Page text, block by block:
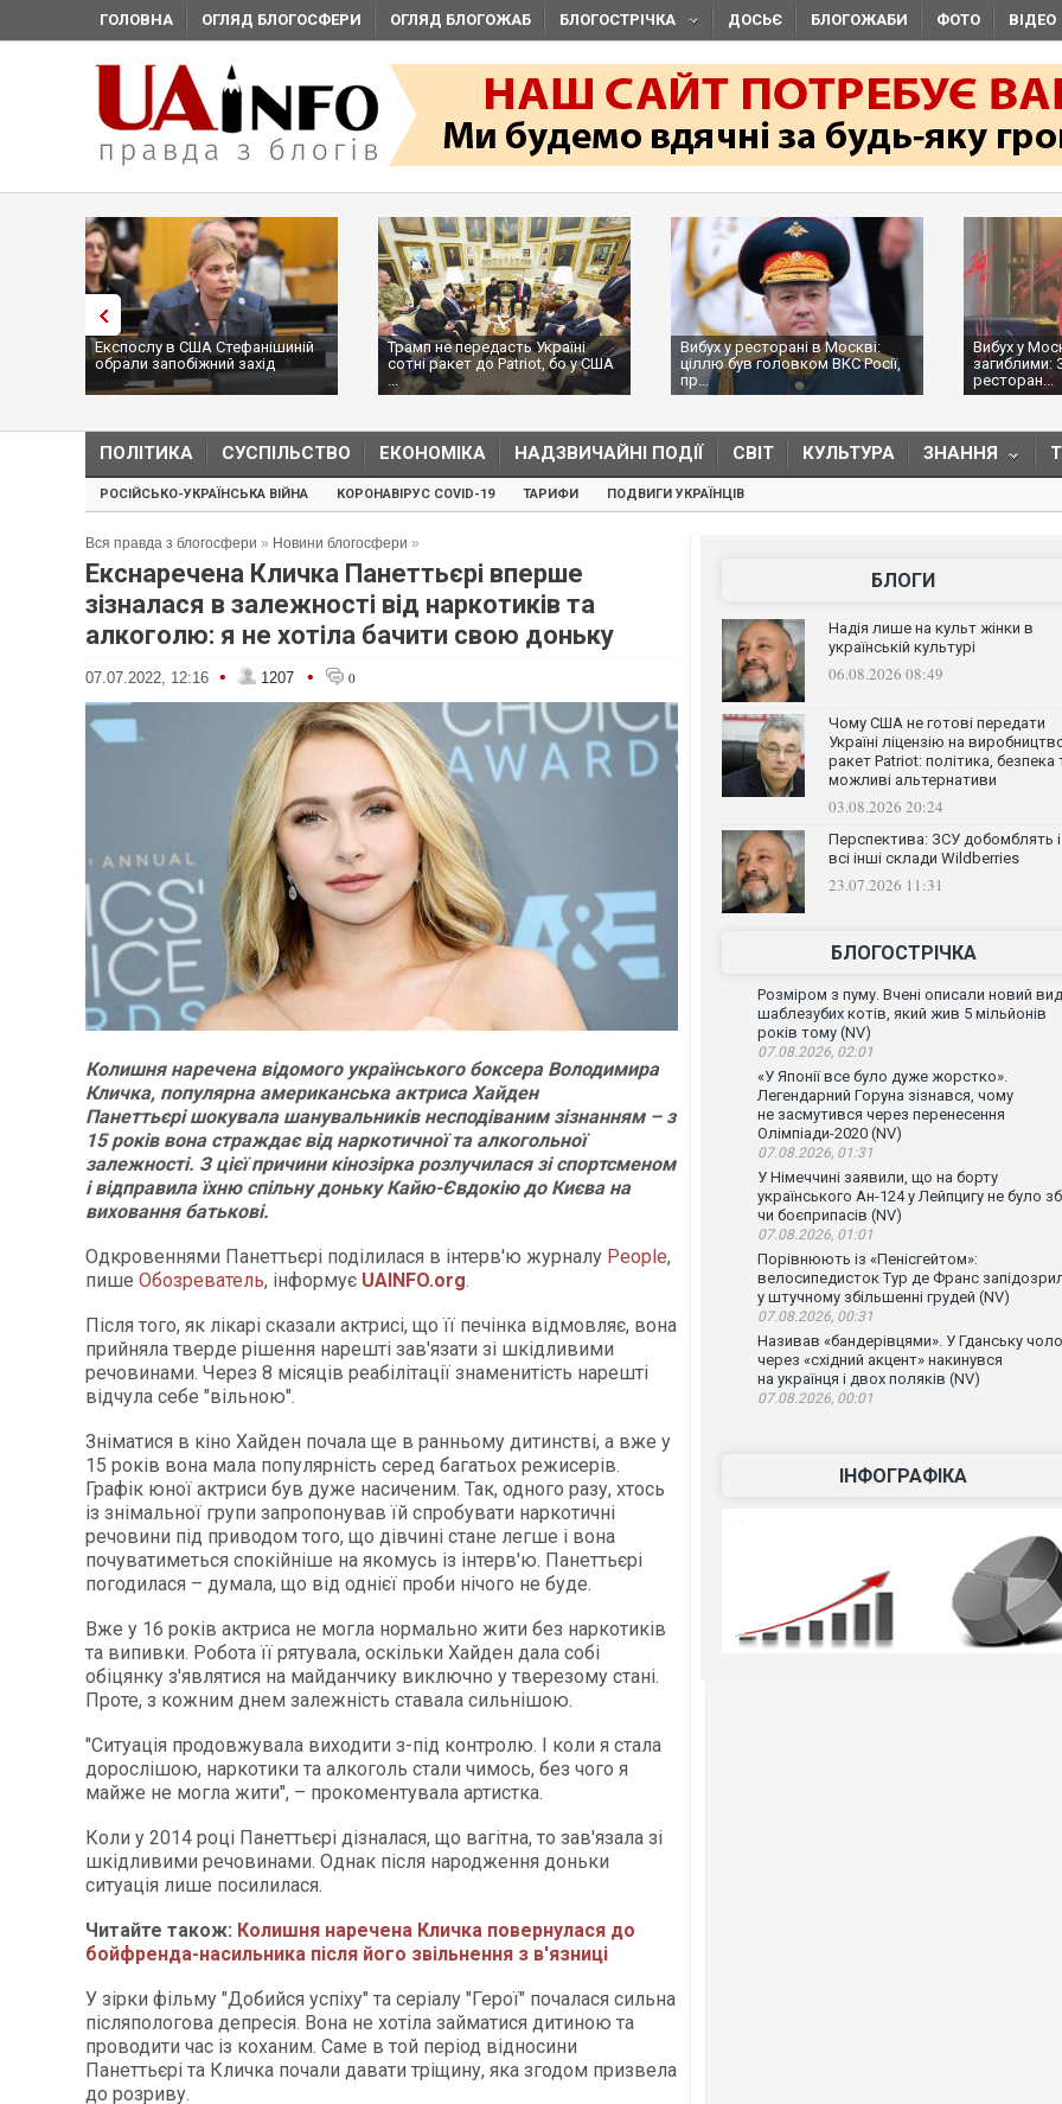
ГОЛОВНА ОГЛЯД БЛОГОСФЕРИ ОГЛЯД БЛОГОЖАБ БЛОГОСТРІЧКА ДОСЬЄ БЛОГОЖАБИ ФОТО ВІДЕО
Експослу в США Стефанішиній
обрали запобіжний захід
Трамп не передасть Україні
сотні ракет до Patriot, бо у США
...
Вибух у ресторані в Москві:
ціллю був головком ВКС Росії,
пр...
Вибух у
загиблими:
ресторан...
ПОЛІТИКА СУСПІЛЬСТВО ЕКОНОМІКА НАДЗВИЧАЙНІ ПОДІЇ СВІТ КУЛЬТУРА ЗНАННЯ
РОСІЙСЬКО-УКРАЇНСЬКА ВІЙНА КОРОНАВІРУС COVID-19 ТАРИФИ ПОДВИГИ УКРАЇНЦІВ
Вся правда з блогосфери » Новини блогосфери »
Екснаречена Кличка Панеттьєрі вперше
зізналася в залежності від наркотиків та
алкоголю: я не хотіла бачити свою доньку
07.07.2022, 12:16 • 1207 • 0
Колишня наречена відомого українського боксера Володимира
Кличка, популярна американська актриса Хайден
Панеттьєрі шокувала шанувальників несподіваним зізнанням – з
15 років вона страждає від наркотичної та алкогольної
залежності. З цієї причини кінозірка розлучилася зі спортсменом
і відправила їхню спільну доньку Кайю-Євдокію до Києва на
виховання батькові.
Одкровеннями Панеттьєрі поділилася в інтерв'ю журналу People,
пише Обозреватель, інформує UAINFO.org.
Після того, як лікарі сказали актрисі, що її печінка відмовляє, вона
прийняла тверде рішення нарешті зав'язати зі шкідливими
речовинами. Через 8 місяців реабілітації знаменитість нарешті
відчула себе "вільною".
Зніматися в кіно Хайден почала ще в ранньому дитинстві, а вже у
15 років вона мала популярність серед багатьох режисерів.
Графік юної актриси був дуже насиченим. Так, одного разу, хтось
із знімальної групи запропонував їй спробувати наркотичні
речовини під приводом того, що дівчині стане легше і вона
почуватиметься спокійніше на якомусь із інтерв'ю. Панеттьєрі
погодилася – думала, що від однієї проби нічого не буде.
Вже у 16 років актриса не могла нормально жити без наркотиків
та випивки. Робота її рятувала, оскільки Хайден дала собі
обіцянку з'являтися на майданчику виключно у тверезому стані.
Проте, з кожним днем залежність ставала сильнішою.
"Ситуація продовжувала виходити з-під контролю. І коли я стала
дорослішою, наркотики та алкоголь стали чимось, без чого я
майже не могла жити", – прокоментувала артистка.
Коли у 2014 році Панеттьєрі дізналася, що вагітна, то зав'язала зі
шкідливими речовинами. Однак після народження доньки
ситуація лише посилилася.
Читайте також: Колишня наречена Кличка повернулася до
бойфренда-насильника після його звільнення з в'язниці
У зірки фільму "Добийся успіху" та серіалу "Герої" почалася сильна
післяпологова депресія. Вона не хотіла займатися дитиною та
проводити час із коханим. Саме в той період відносини
Панеттьєрі та Кличка почали давати тріщину, яка згодом призвела
до розриву.
БЛОГИ
Надія лише на культ жінки в
українській культурі
06.08.2026 08:49
Чому США не готові передати
Україні ліцензію на
ракет Patriot: політика, безпека
можливі альтернативи
03.08.2026 20:24
Перспектива: ЗСУ добомблять і
всі інші склади Wildberries
23.07.2026 11:31
БЛОГОСТРІЧКА
Розміром з пуму. Вчені описали новий вид
шаблезубих котів, який жив 5 мільйонів
років тому (NV)
07.08.2026, 02:01
«У Японії все було дуже жорстко».
Легендарний Горуна зізнався, чому
не засмутився через перенесення
Олімпіади-2020 (NV)
07.08.2026, 01:31
У Німеччині заявили, що на борту
українського Ан-124 у Лейпцигу не було
чи боєприпасів (NV)
07.08.2026, 01:01
Порівнюють із «Пенісгейтом»:
велосипедисток Тур де Франс
у штучному збільшенні грудей (NV)
07.08.2026, 00:31
Називав «бандерівцями». У Гданську
через «східний акцент» накинувся
на українця і двох поляків (NV)
07.08.2026, 00:01
ІНФОГРАФІКА